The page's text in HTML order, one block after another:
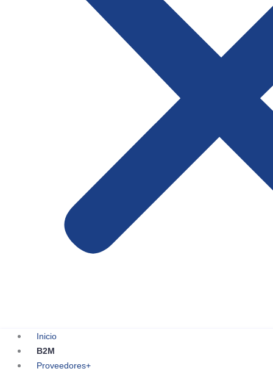
Inicio
B2M
Proveedores+